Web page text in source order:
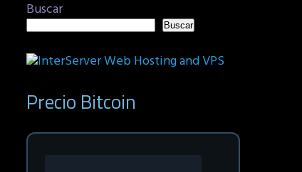
Buscar
Buscar
Precio Bitcoin